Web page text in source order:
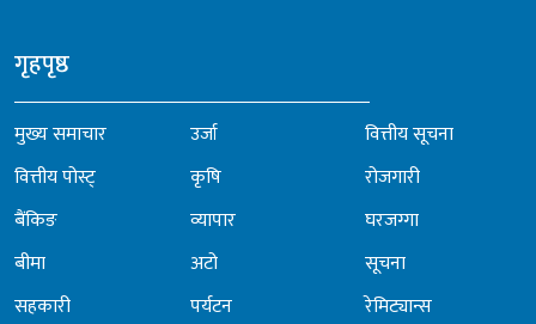
गृहपृष्ठ
मुख्य समाचार
वित्तीय पोस्ट्
बैंकिङ
बीमा
सहकारी
उर्जा
कृषि
व्यापार
अटो
पर्यटन
वित्तीय सूचना
रोजगारी
घरजग्गा
सूचना
रेमिट्यान्स